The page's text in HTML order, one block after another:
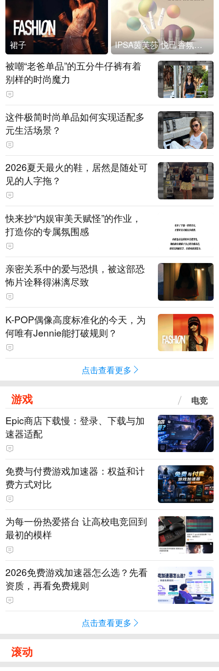
裙子 IPSA茵芙莎 悦己香氛凝露上市
被嘲“老爸单品”的五分牛仔裤有着
别样的时尚魔力
这件极简时尚单品如何实现适配多
元生活场景？
2026夏天最火的鞋，居然是随处可
见的人字拖？
快来抄“内娱审美天赋怪”的作业，
打造你的专属氛围感
亲密关系中的爱与恐惧，被这部恐
怖片诠释得淋漓尽致
K-POP偶像高度标准化的今天，为
何唯有Jennie能打破规则？
点击查看更多
游戏 电竞
Epic商店下载慢：登录、下载与加
速器适配
免费与付费游戏加速器：权益和计
费方式对比
为每一份热爱搭台 让高校电竞回到
最初的模样
2026免费游戏加速器怎么选？先看
资质，再看免费规则
点击查看更多
滚动